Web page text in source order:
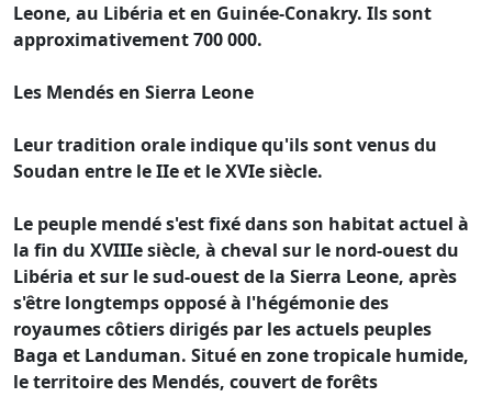
Leone, au Libéria et en Guinée-Conakry. Ils sont
approximativement 700 000.
Les Mendés en Sierra Leone
Leur tradition orale indique qu'ils sont venus du
Soudan entre le IIe et le XVIe siècle.
Le peuple mendé s'est fixé dans son habitat actuel à
la fin du XVIIIe siècle, à cheval sur le nord-ouest du
Libéria et sur le sud-ouest de la Sierra Leone, après
s'être longtemps opposé à l'hégémonie des
royaumes côtiers dirigés par les actuels peuples
Baga et Landuman. Situé en zone tropicale humide,
le territoire des Mendés, couvert de forêts